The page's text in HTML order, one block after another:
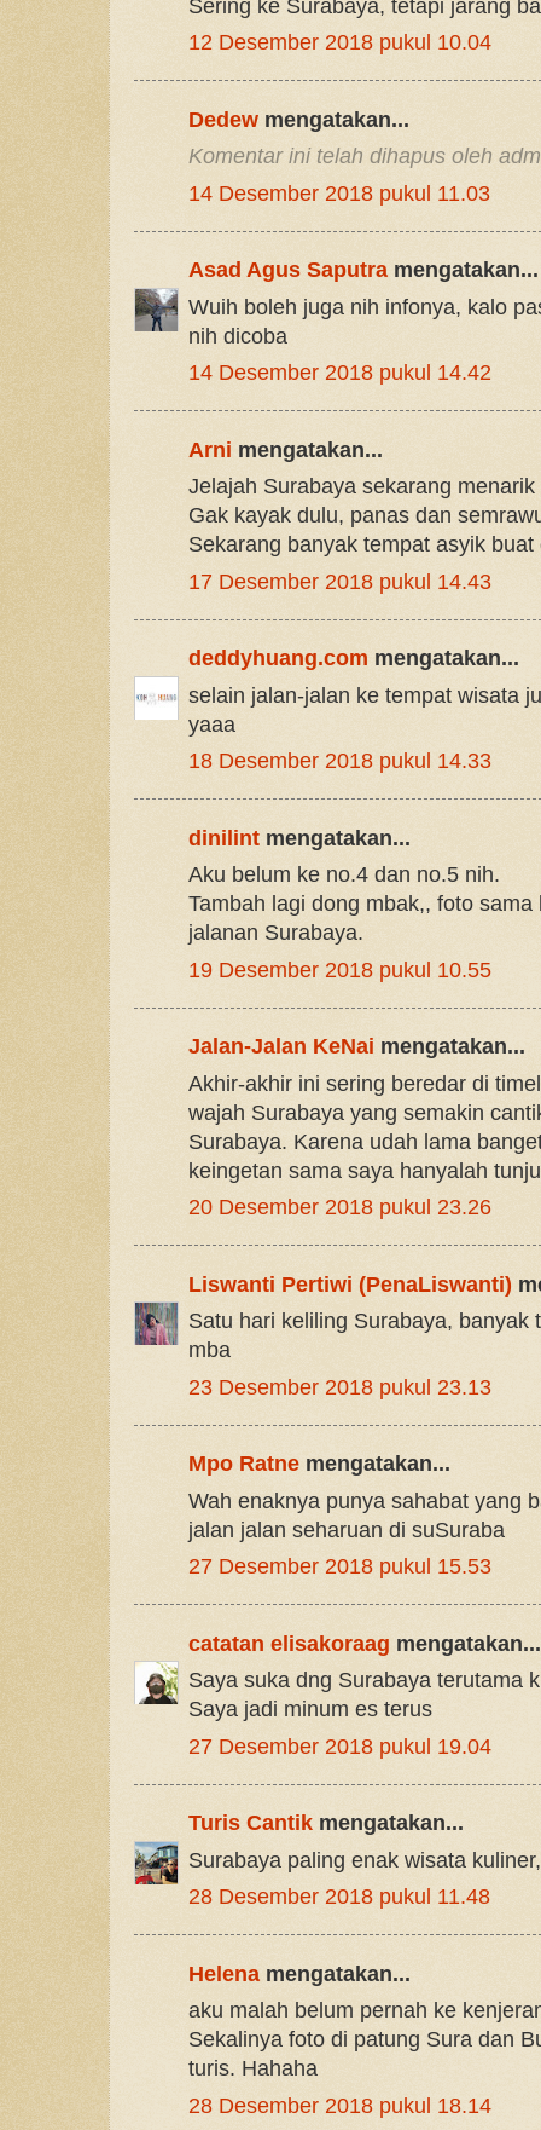
Sering ke Surabaya, tetapi jarang
12 Desember 2018 pukul 10.04
Dedew mengatakan...
Komentar ini telah dihapus oleh
14 Desember 2018 pukul 11.03
Asad Agus Saputra mengatakan...
Wuih boleh juga nih infonya, kalo
nih dicoba
14 Desember 2018 pukul 14.42
Arni mengatakan...
Jelajah Surabaya sekarang menarik
Gak kayak dulu, panas dan
Sekarang banyak tempat asyik buat
17 Desember 2018 pukul 14.43
deddyhuang.com mengatakan...
selain jalan-jalan ke tempat wisata
yaaa
18 Desember 2018 pukul 14.33
dinilint mengatakan...
Aku belum ke no.4 dan no.5 nih.
Tambah lagi dong mbak,, foto
jalanan Surabaya.
19 Desember 2018 pukul 10.55
Jalan-Jalan KeNai mengatakan...
Akhir-akhir ini sering beredar di
wajah Surabaya yang semakin
Surabaya. Karena udah lama
keingetan sama saya hanyalah
20 Desember 2018 pukul 23.26
Liswanti Pertiwi (PenaLiswanti)
Satu hari keliling Surabaya, banyak
mba
23 Desember 2018 pukul 23.13
Mpo Ratne mengatakan...
Wah enaknya punya sahabat yang
jalan jalan seharuan di suSuraba
27 Desember 2018 pukul 15.53
catatan elisakoraag mengatakan...
Saya suka dng Surabaya terutama
Saya jadi minum es terus
27 Desember 2018 pukul 19.04
Turis Cantik mengatakan...
Surabaya paling enak wisata
28 Desember 2018 pukul 11.48
Helena mengatakan...
aku malah belum pernah ke
Sekalinya foto di patung Sura dan
turis. Hahaha
28 Desember 2018 pukul 18.14